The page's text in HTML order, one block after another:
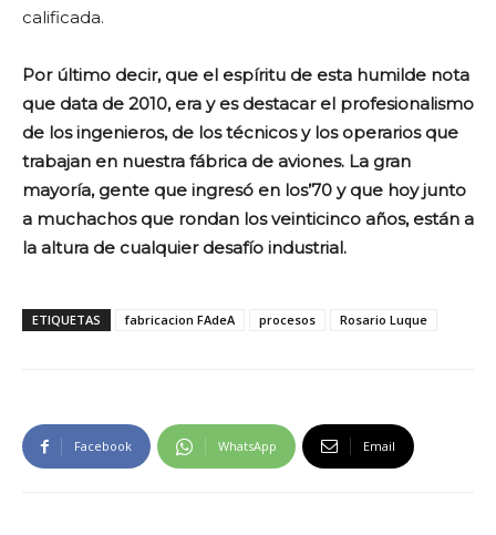
calificada.
Por último decir, que el espíritu de esta humilde nota
que data de 2010, era y es destacar el profesionalismo
de los ingenieros, de los técnicos y los operarios que
trabajan en nuestra fábrica de aviones. La gran
mayoría, gente que ingresó en los’70 y que hoy junto
a muchachos que rondan los veinticinco años, están a
la altura de cualquier desafío industrial.
ETIQUETAS fabricacion FAdeA procesos Rosario Luque
Facebook WhatsApp Email